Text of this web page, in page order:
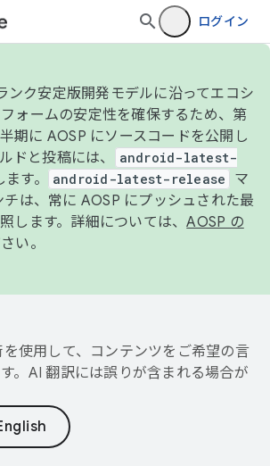
ログイン
ンク安定版開発モデルに沿ってエコシ
ォームの安定性を確保するため、第
期に AOSP にソースコードを公開し
ドと投稿には、
android-latest-
す。 android-latest-release
マ
は、常に AOSP にプッシュされた最
します。詳細については、AOSP の
い。
使用して、コンテンツをご希望の言
。AI 翻訳には誤りが含まれる場合が